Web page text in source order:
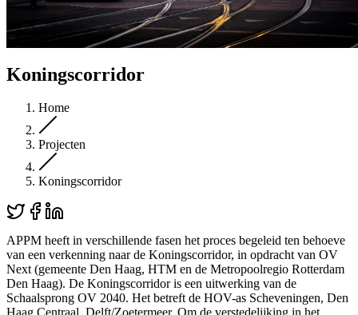
Koningscorridor
Home
Projecten
Koningscorridor
APPM heeft in verschillende fasen het proces begeleid ten behoeve
van een verkenning naar de Koningscorridor, in opdracht van OV
Next (gemeente Den Haag, HTM en de Metropoolregio Rotterdam
Den Haag). De Koningscorridor is een uitwerking van de
Schaalsprong OV 2040. Het betreft de HOV-as Scheveningen, Den